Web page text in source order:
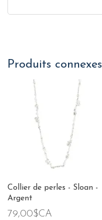
Produits connexes
Collier de perles - Sloan -
Argent
79,00$CA